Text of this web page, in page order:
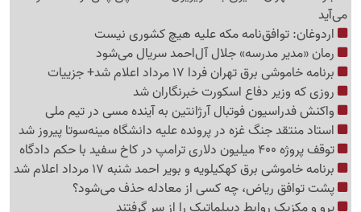
می‌آید
اردوغان: توافق‌نامه مکه علیه هیچ کشوری نیست
رمان «مدیر مدرسه» جلال آل‌احمد سریال می‌شود
برنامه خاموشی برق تهران فردا 17 مرداد اعلام شد+ جزییات
روزی که وزیر دفاع اسکورت خبرنگاران شد
واکنش فدراسیون فوتبال آرژانتین به آینده مسی در تیم ملی
استاد منتقد جنگ غزه در پرونده علیه دانشگاه مینه‌سوتا پیروز شد
توقف پروژه 400 میلیون دلاری ترامپ در کاخ سفید با حکم دادگاه
برنامه خاموشی برق کهکیلویه و بویر احمد شنبه 17 مرداد اعلام شد
پشت توافق ریاض، چه کسی از معادله حذف می‌شود؟
پرو و مکزیک روابط دیپلماتیک را از سر گرفتند